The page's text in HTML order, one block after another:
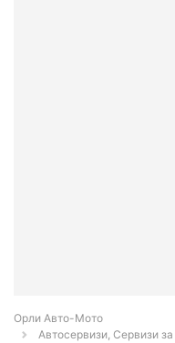
Орли Aвто-Mото
Автосервизи, Сервизи